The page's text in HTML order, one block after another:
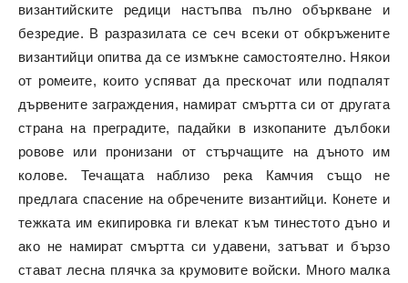
византийските редици настъпва пълно объркване и
безредие. В разразилата се сеч всеки от обкръжените
византийци опитва да се измъкне самостоятелно. Някои
от ромеите, които успяват да прескочат или подпалят
дървените заграждения, намират смъртта си от другата
страна на преградите, падайки в изкопаните дълбоки
ровове или пронизани от стърчащите на дъното им
колове. Течащата наблизо река Камчия също не
предлага спасение на обречените византийци. Конете и
тежката им екипировка ги влекат към тинестото дъно и
ако не намират смъртта си удавени, затъват и бързо
стават лесна плячка за крумовите войски. Много малка